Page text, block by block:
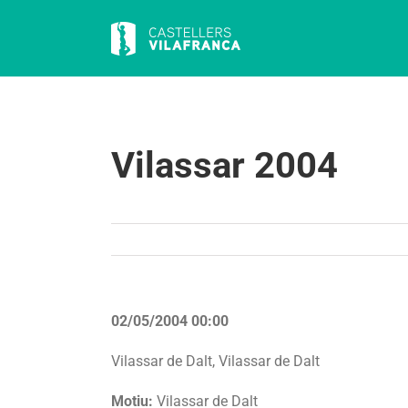
Vilassar 2004
02/05/2004 00:00
Vilassar de Dalt, Vilassar de Dalt
Motiu: Vilassar de Dalt